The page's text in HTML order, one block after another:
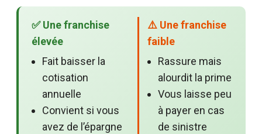
✅ Une franchise
élevée
Fait baisser la
cotisation
annuelle
Convient si vous
avez de l’épargne
⚠️ Une franchise
faible
Rassure mais
alourdit la prime
Vous laisse peu
à payer en cas
de sinistre